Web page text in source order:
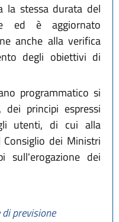
la stessa durata del
ed è aggiornato
anche alla verifica
degli obiettivi di
programmatico si
principi espressi
utenti, di cui alla
dei Ministri
sull'erogazione dei
previsione